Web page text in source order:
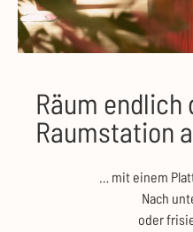
Räum endlich
Raumstation
… mit einem
Nach
oder